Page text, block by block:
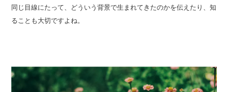
同じ目線にたって、どういう背景で生まれてきたのかを伝えたり、知
ることも大切ですよね。